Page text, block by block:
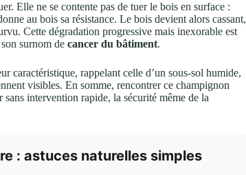
Elle ne se contente pas de tuer le bois en surface :
au bois sa résistance. Le bois devient alors cassant,
Cette dégradation progressive mais inexorable est
surnom de cancer du bâtiment.
caractéristique, rappelant celle d’un sous-sol humide,
visibles. En somme, rencontrer ce champignon
intervention rapide, la sécurité même de la
: astuces naturelles simples